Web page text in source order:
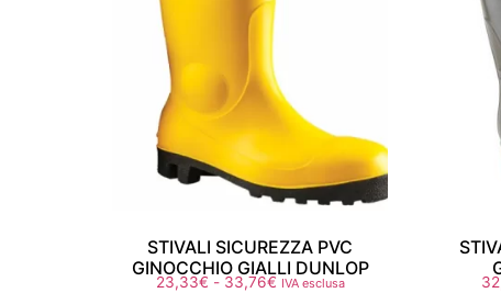
STIVALI SICUREZZA PVC
GINOCCHIO GIALLI DUNLOP
23,33€ - 33,76€ IVA esclusa